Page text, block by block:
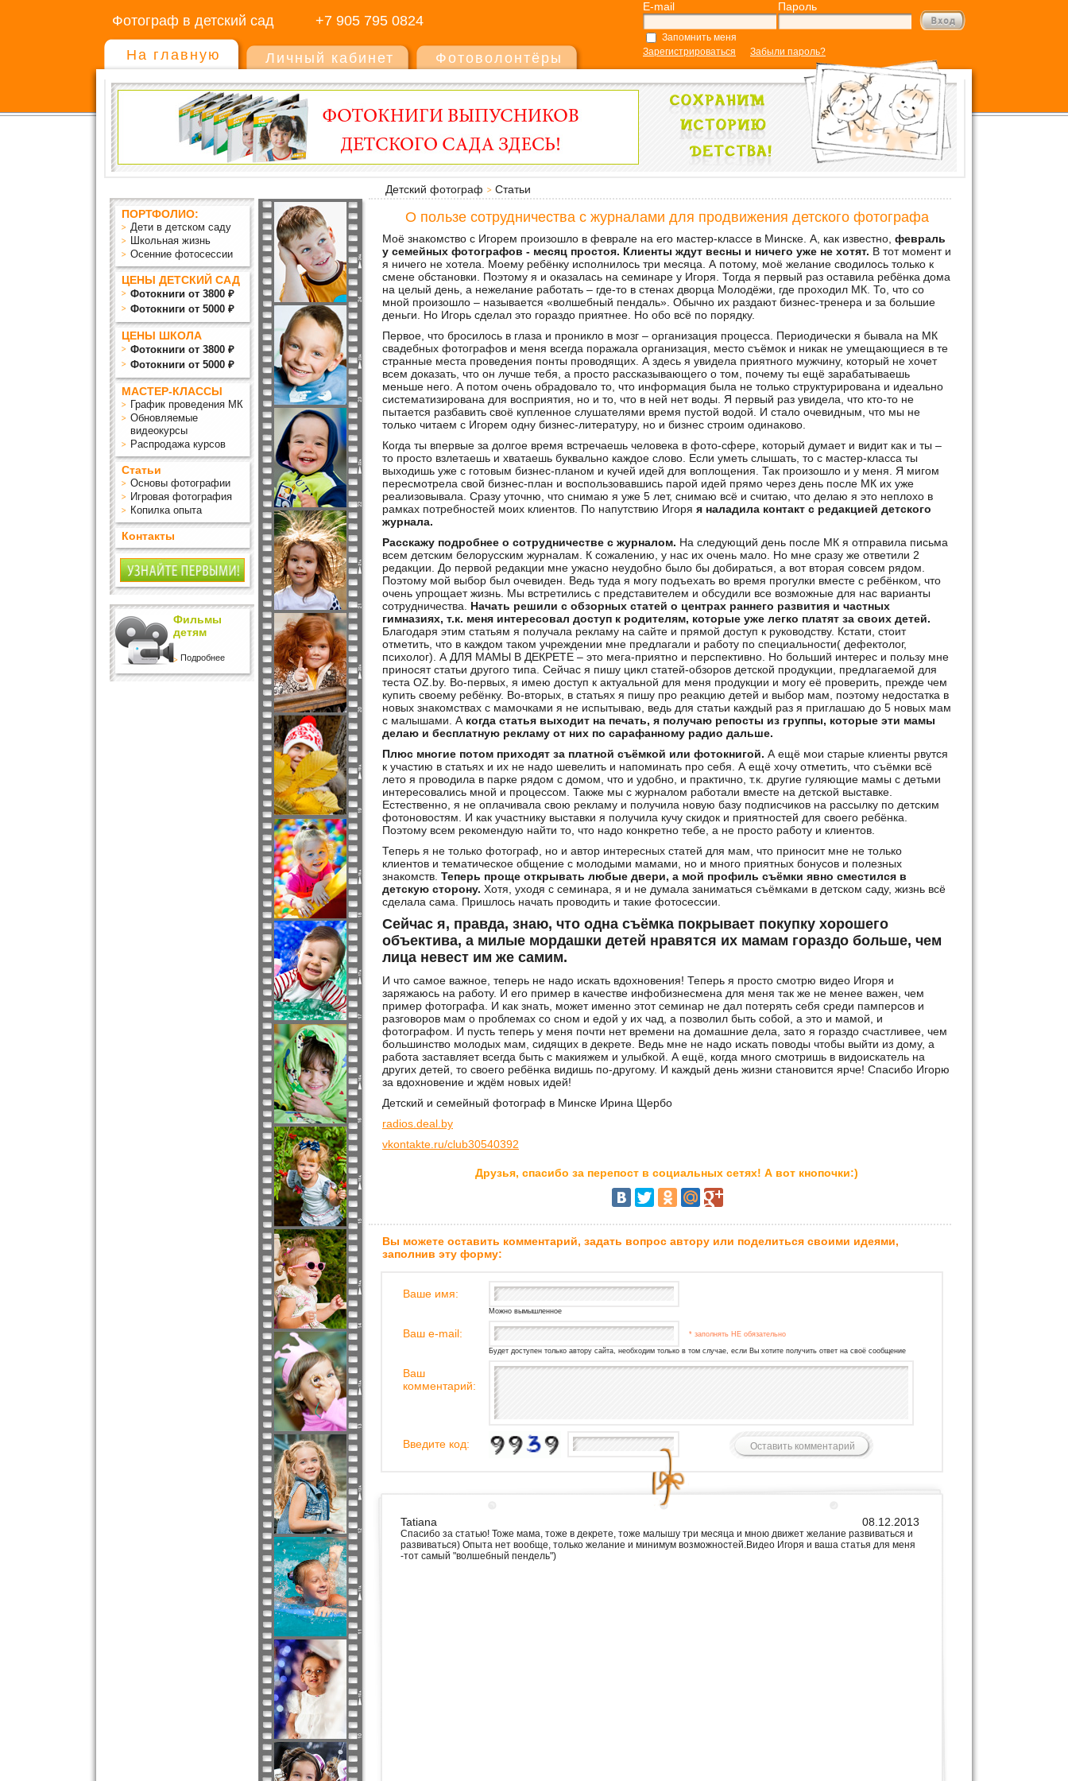
Фотограф в детский сад +7 905 795 0824
E-mail Пароль
Запомнить меня
Зарегистрироваться
Забыли пароль?
На главную Личный кабинет Фотоволонтёры
Детский фотограф
Статьи
ПОРТФОЛИО:
Дети в детском саду
Школьная жизнь
Осенние фотосессии
ЦЕНЫ ДЕТСКИЙ САД
Фотокниги от 3800 ₽
Фотокниги от 5000 ₽
ЦЕНЫ ШКОЛА
Фотокниги от 3800 ₽
Фотокниги от 5000 ₽
МАСТЕР-КЛАССЫ
График проведения МК
Обновляемые
видеокурсы
Распродажа курсов
Статьи
Основы фотографии
Игровая фотография
Копилка опыта
Контакты
Фильмы
детям
Подробнее
О пользе сотрудничества с журналами для продвижения детского фотографа
Моё знакомство с Игорем произошло в феврале на его мастер-классе в Минске. А, как известно, февраль
у семейных фотографов - месяц простоя. Клиенты ждут весны и ничего уже не хотят. В тот момент и
я ничего не хотела. Моему ребёнку исполнилось три месяца. А потому, моё желание сводилось только к
смене обстановки. Поэтому я и оказалась на семинаре у Игоря. Тогда я первый раз оставила ребёнка дома
на целый день, а нежелание работать – где-то в стенах дворца Молодёжи, где проходил МК. То, что со
мной произошло – называется «волшебный пендаль». Обычно их раздают бизнес-тренера и за большие
деньги. Но Игорь сделал это гораздо приятнее. Но обо всё по порядку.
Первое, что бросилось в глаза и проникло в мозг – организация процесса. Периодически я бывала на МК
свадебных фотографов и меня всегда поражала организация, место съёмок и никак не умещающиеся в те
странные места проведения понты проводящих. А здесь я увидела приятного мужчину, который не хочет
всем доказать, что он лучше тебя, а просто рассказывающего о том, почему ты ещё зарабатываешь
меньше него. А потом очень обрадовало то, что информация была не только структурирована и идеально
систематизирована для восприятия, но и то, что в ней нет воды. Я первый раз увидела, что кто-то не
пытается разбавить своё купленное слушателями время пустой водой. И стало очевидным, что мы не
только читаем с Игорем одну бизнес-литературу, но и бизнес строим одинаково.
Когда ты впервые за долгое время встречаешь человека в фото-сфере, который думает и видит как и ты –
то просто взлетаешь и хватаешь буквально каждое слово. Если уметь слышать, то с мастер-класса ты
выходишь уже с готовым бизнес-планом и кучей идей для воплощения. Так произошло и у меня. Я мигом
пересмотрела свой бизнес-план и воспользовавшись парой идей прямо через день после МК их уже
реализовывала. Сразу уточню, что снимаю я уже 5 лет, снимаю всё и считаю, что делаю я это неплохо в
рамках потребностей моих клиентов. По напутствию Игоря я наладила контакт с редакцией детского
журнала.
Расскажу подробнее о сотрудничестве с журналом. На следующий день после МК я отправила письма
всем детским белорусским журналам. К сожалению, у нас их очень мало. Но мне сразу же ответили 2
редакции. До первой редакции мне ужасно неудобно было бы добираться, а вот вторая совсем рядом.
Поэтому мой выбор был очевиден. Ведь туда я могу подъехать во время прогулки вместе с ребёнком, что
очень упрощает жизнь. Мы встретились с представителем и обсудили все возможные для нас варианты
сотрудничества. Начать решили с обзорных статей о центрах раннего развития и частных
гимназиях, т.к. меня интересовал доступ к родителям, которые уже легко платят за своих детей.
Благодаря этим статьям я получала рекламу на сайте и прямой доступ к руководству. Кстати, стоит
отметить, что в каждом таком учреждении мне предлагали и работу по специальности( дефектолог,
психолог). А ДЛЯ МАМЫ В ДЕКРЕТЕ – это мега-приятно и перспективно. Но больший интерес и пользу мне
приносят статьи другого типа. Сейчас я пишу цикл статей-обзоров детской продукции, предлагаемой для
теста ОZ.by. Во-первых, я имею доступ к актуальной для меня продукции и могу её проверить, прежде чем
купить своему ребёнку. Во-вторых, в статьях я пишу про реакцию детей и выбор мам, поэтому недостатка в
новых знакомствах с мамочками я не испытываю, ведь для статьи каждый раз я приглашаю до 5 новых мам
с малышами. А когда статья выходит на печать, я получаю репосты из группы, которые эти мамы
делаю и бесплатную рекламу от них по сарафанному радио дальше.
Плюс многие потом приходят за платной съёмкой или фотокнигой. А ещё мои старые клиенты рвутся
к участию в статьях и их не надо шевелить и напоминать про себя. А ещё хочу отметить, что съёмки всё
лето я проводила в парке рядом с домом, что и удобно, и практично, т.к. другие гуляющие мамы с детьми
интересовались мной и процессом. Также мы с журналом работали вместе на детской выставке.
Естественно, я не оплачивала свою рекламу и получила новую базу подписчиков на рассылку по детским
фотоновостям. И как участнику выставки я получила кучу скидок и приятностей для своего ребёнка.
Поэтому всем рекомендую найти то, что надо конкретно тебе, а не просто работу и клиентов.
Теперь я не только фотограф, но и автор интересных статей для мам, что приносит мне не только
клиентов и тематическое общение с молодыми мамами, но и много приятных бонусов и полезных
знакомств. Теперь проще открывать любые двери, а мой профиль съёмки явно сместился в
детскую сторону. Хотя, уходя с семинара, я и не думала заниматься съёмками в детском саду, жизнь всё
сделала сама. Пришлось начать проводить и такие фотосессии.
Сейчас я, правда, знаю, что одна съёмка покрывает покупку хорошего
объектива, а милые мордашки детей нравятся их мамам гораздо больше, чем
лица невест им же самим.
И что самое важное, теперь не надо искать вдохновения! Теперь я просто смотрю видео Игоря и
заряжаюсь на работу. И его пример в качестве инфобизнесмена для меня так же не менее важен, чем
пример фотографа. И как знать, может именно этот семинар не дал потерять себя среди памперсов и
разговоров мам о проблемах со сном и едой у их чад, а позволил быть собой, а это и мамой, и
фотографом. И пусть теперь у меня почти нет времени на домашние дела, зато я гораздо счастливее, чем
большинство молодых мам, сидящих в декрете. Ведь мне не надо искать поводы чтобы выйти из дому, а
работа заставляет всегда быть с макияжем и улыбкой. А ещё, когда много смотришь в видоискатель на
других детей, то своего ребёнка видишь по-другому. И каждый день жизни становится ярче! Спасибо Игорю
за вдохновение и ждём новых идей!
Детский и семейный фотограф в Минске Ирина Щербо
radios.deal.by
vkontakte.ru/club30540392
Друзья, спасибо за перепост в социальных сетях! А вот кнопочки:)
Вы можете оставить комментарий, задать вопрос автору или поделиться своими идеями,
заполнив эту форму:
Ваше имя:
Можно вымышленное
Ваш e-mail: * заполнять НЕ обязательно
Будет доступен только автору сайта, необходим только в том случае, если Вы хотите получить ответ на своё сообщение
Ваш
комментарий:
Введите код:
08.12.2013
Tatiana
Спасибо за статью! Тоже мама, тоже в декрете, тоже малышу три месяца и мною движет желание развиваться и
развиваться) Опыта нет вообще, только желание и минимум возможностей.Видео Игоря и ваша статья для меня
-тот самый "волшебный пендель")